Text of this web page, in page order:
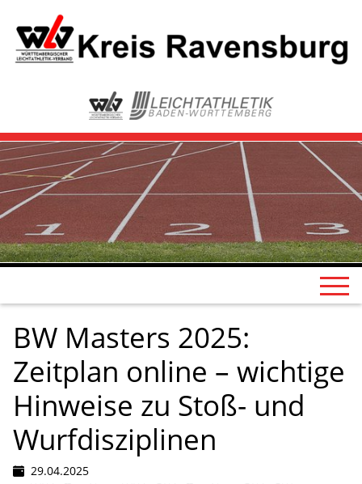
BW Masters 2025:
Zeitplan online – wichtige
Hinweise zu Stoß- und
Wurfdisziplinen
29.04.2025